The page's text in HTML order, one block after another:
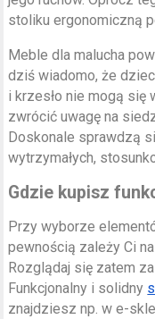
stoliku ergonomiczną
Meble dla malucha
dziś wiadomo, że
i krzesło nie mogą się
zwrócić uwagę na
Doskonale sprawdzą
wytrzymałych,
Gdzie kupisz
Przy wyborze
pewnością zależy Ci
Rozglądaj się zatem
Funkcjonalny i solidny
znajdziesz np. w e-